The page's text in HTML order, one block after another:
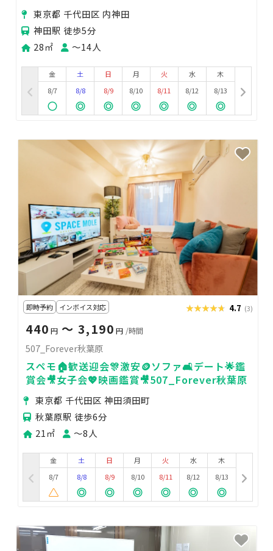
ーティー 🎉女子会🥂
東京都 千代田区 内神田
神田駅 徒歩5分
28㎡
〜14人
金
8/7
土
8/8
日
8/9
月
8/10
火
8/11
水
8/12
木
8/13
即時予約 インボイス対応 ★★★★★
★★★★★ 4.7 (3)
440 円〜 3,190 円 /時間
507_Forever秋葉原
スペモ🏠歓送迎会🎊激安🪙ソファ🛋デート🌟鑑
賞会🎥女子会💖映画鑑賞🎥507_Forever秋葉原
東京都 千代田区 神田須田町
秋葉原駅 徒歩6分
21㎡
〜8人
金
8/7
土
8/8
日
8/9
月
8/10
火
8/11
水
8/12
木
8/13